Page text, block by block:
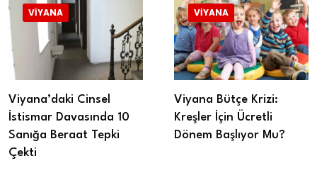
VIYANA
Viyana’daki Cinsel
İstismar Davasında 10
Sanığa Beraat Tepki
Çekti
VIYANA
Viyana Bütçe Krizi:
Kreşler İçin Ücretli
Dönem Başlıyor Mu?